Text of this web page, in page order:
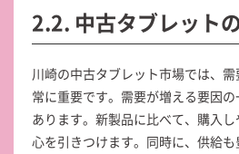
2.2. 中古タブレット
川崎の中古タブレット市場では、
常に重要です。需要が増える要因
あります。新製品に比べて、購入
心を引きつけます。同時に、供給